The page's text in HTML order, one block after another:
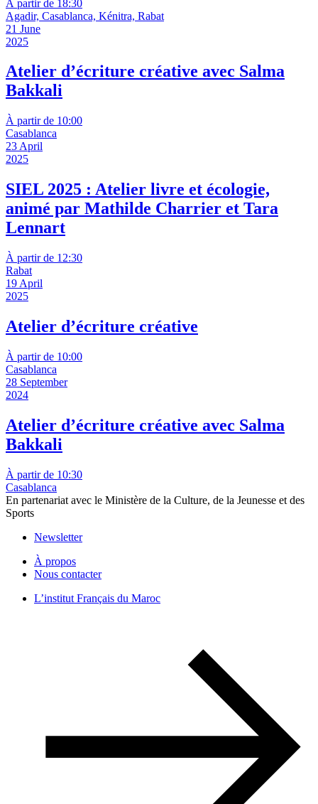
À partir de 18:30
Agadir, Casablanca, Kénitra, Rabat
21 June
2025
Atelier d’écriture créative avec Salma
Bakkali
À partir de 10:00
Casablanca
23 April
2025
SIEL 2025 : Atelier livre et écologie,
animé par Mathilde Charrier et Tara
Lennart
À partir de 12:30
Rabat
19 April
2025
Atelier d’écriture créative
À partir de 10:00
Casablanca
28 September
2024
Atelier d’écriture créative avec Salma
Bakkali
À partir de 10:30
Casablanca
En partenariat avec le Ministère de la Culture, de la Jeunesse et des
Sports
Newsletter
À propos
Nous contacter
L’institut Français du Maroc